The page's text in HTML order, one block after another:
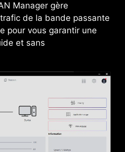
Manager gère
de la bande passante
pour vous garantir une
et sans
C À L'AVANT
Gaming vous permettent
Type-C sur la partie
de vous faciliter la
périphériques USB
meilleure expérience,